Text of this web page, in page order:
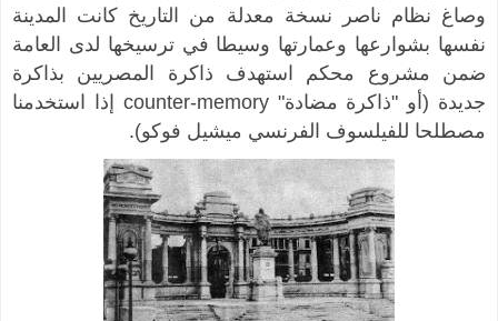
وصاغ نظام ناصر نسخة معدلة من التاريخ كانت المدينة
نفسها بشوارعها وعمارتها وسيطا في ترسيخها لدى العامة
ضمن مشروع محكم استهدف ذاكرة المصريين بذاكرة
جديدة (أو "ذاكرة مضادة" counter-memory إذا استخدمنا
مصطلحا للفيلسوف الفرنسي ميشيل فوكو).